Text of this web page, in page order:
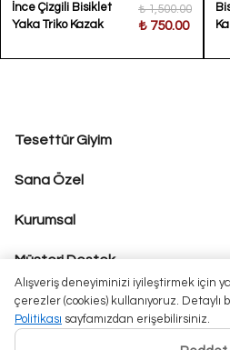
Alışveriş deneyiminizi iyileştirmek için
çerezler (cookies) kullanıyoruz. Detaylı
Politikası sayfamızdan erişebilirsiniz.
İnce Çizgili Bisiklet
Yaka Triko Kazak
₺ 1,500.00
₺ 750.00
Tesettür Giyim
Sana Özel
Kurumsal
Müşteri Destek